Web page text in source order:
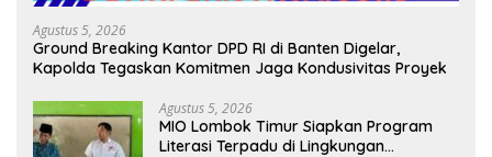
Agustus 5, 2026
Ground Breaking Kantor DPD RI di Banten Digelar,
Kapolda Tegaskan Komitmen Jaga Kondusivitas Proyek
Agustus 5, 2026
MIO Lombok Timur Siapkan Program
Literasi Terpadu di Lingkungan